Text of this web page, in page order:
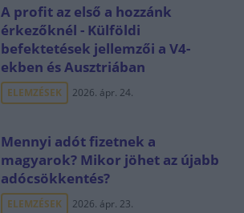
A profit az első a hozzánk
érkezőknél - Külföldi
befektetések jellemzői a V4-
ekben és Ausztriában
ELEMZÉSEK 2026. ápr. 24.
Mennyi adót fizetnek a
magyarok? Mikor jöhet az újabb
adócsökkentés?
ELEMZÉSEK 2026. ápr. 23.